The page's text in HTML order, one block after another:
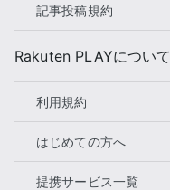
記事投稿規約
Rakuten PLAYについて
利用規約
はじめての方へ
提携サービス一覧